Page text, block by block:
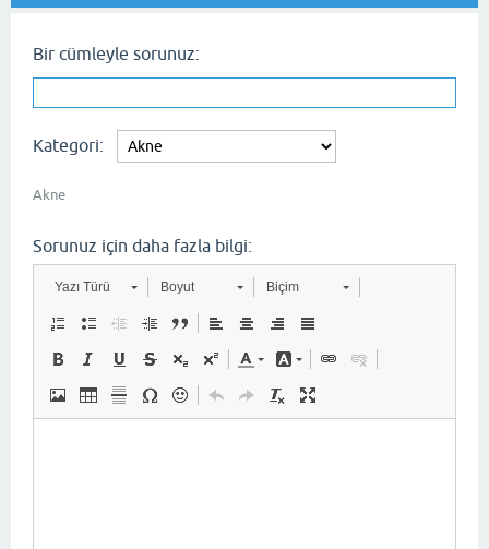
Bir cümleyle sorunuz:
Kategori:
Akne
Sorunuz için daha fazla bilgi:
Yazı Türü Boyut Biçim